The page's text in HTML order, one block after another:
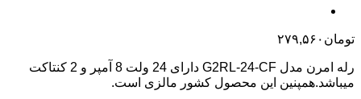
تومان ۲۷۹,۵۶۰
رله امرن مدل G2RL-24-CF دارای 24 ولت 8 آمپر و 2 کنتاکت
میباشد.همپنین این محصول کشور مالزی است.